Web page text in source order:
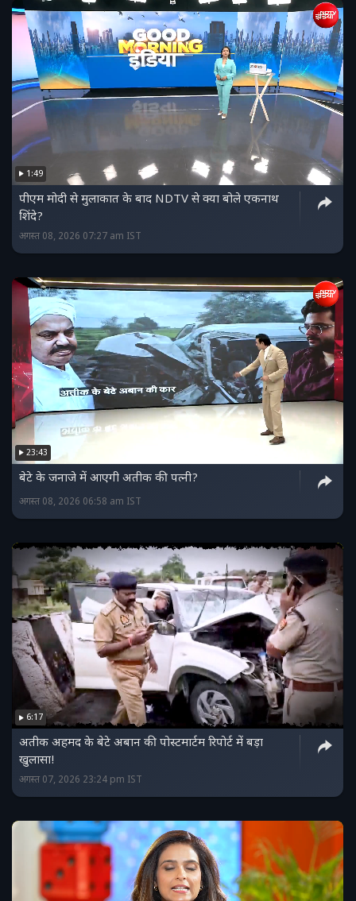
1:49
पीएम मोदी से मुलाकात के बाद NDTV से क्या बोले एकनाथ
शिंदे?
अगस्त 08, 2026 07:27 am IST
23:43
बेटे के जनाजे में आएगी अतीक की पत्नी?
अगस्त 08, 2026 06:58 am IST
6:17
अतीक अहमद के बेटे अबान की पोस्टमार्टम रिपोर्ट में बड़ा
खुलासा!
अगस्त 07, 2026 23:24 pm IST